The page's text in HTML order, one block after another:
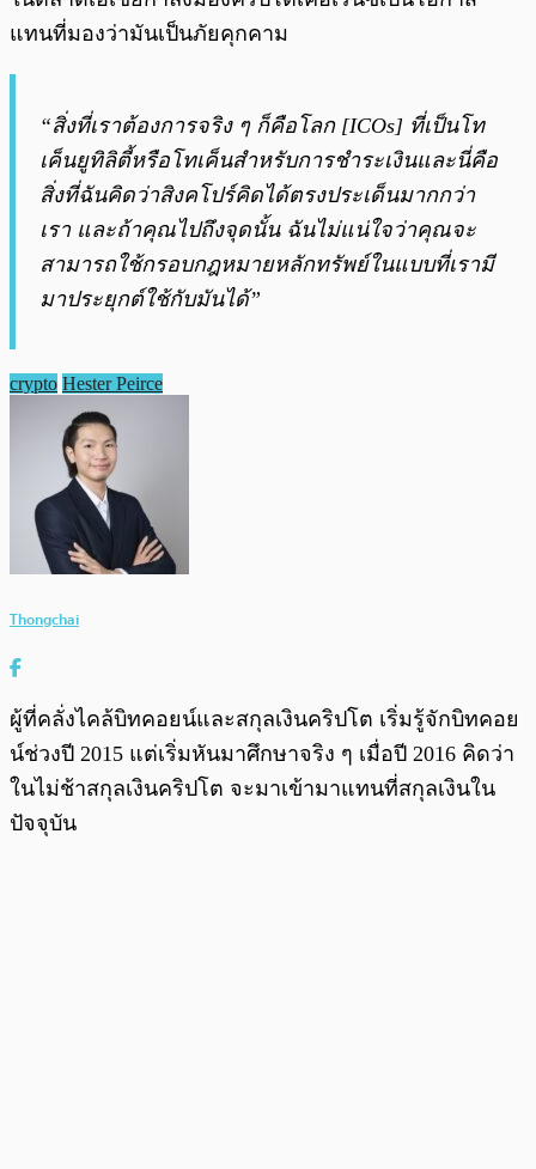
แทนที่มองว่ามันเป็นภัยคุกคาม
“สิ่งที่เราต้องการจริง ๆ ก็คือโลก [ICOs] ที่เป็นโท
เค็นยูทิลิตี้หรือโทเค็นสำหรับการชำระเงินและนี่คือ
สิ่งที่ฉันคิดว่าสิงคโปร์คิดได้ตรงประเด็นมากกว่า
เรา และถ้าคุณไปถึงจุดนั้น ฉันไม่แน่ใจว่าคุณจะ
สามารถใช้กรอบกฎหมายหลักทรัพย์ในแบบที่เรามี
มาประยุกต์ใช้กับมันได้”
crypto Hester Peirce
Thongchai
ผู้ที่คลั่งไคล้บิทคอยน์และสกุลเงินคริปโต เริ่มรู้จักบิทคอย
น์ช่วงปี 2015 แต่เริ่มหันมาศึกษาจริง ๆ เมื่อปี 2016 คิดว่า
ในไม่ช้าสกุลเงินคริปโต จะมาเข้ามาแทนที่สกุลเงินใน
ปัจจุบัน